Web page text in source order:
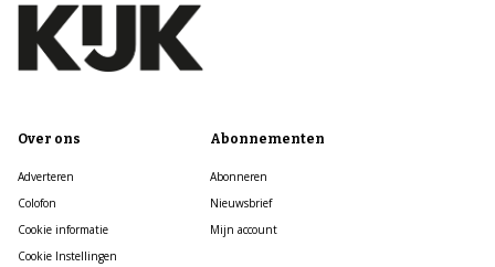
Over ons
Adverteren
Colofon
Cookie informatie
Cookie Instellingen
Abonnementen
Abonneren
Nieuwsbrief
Mijn account